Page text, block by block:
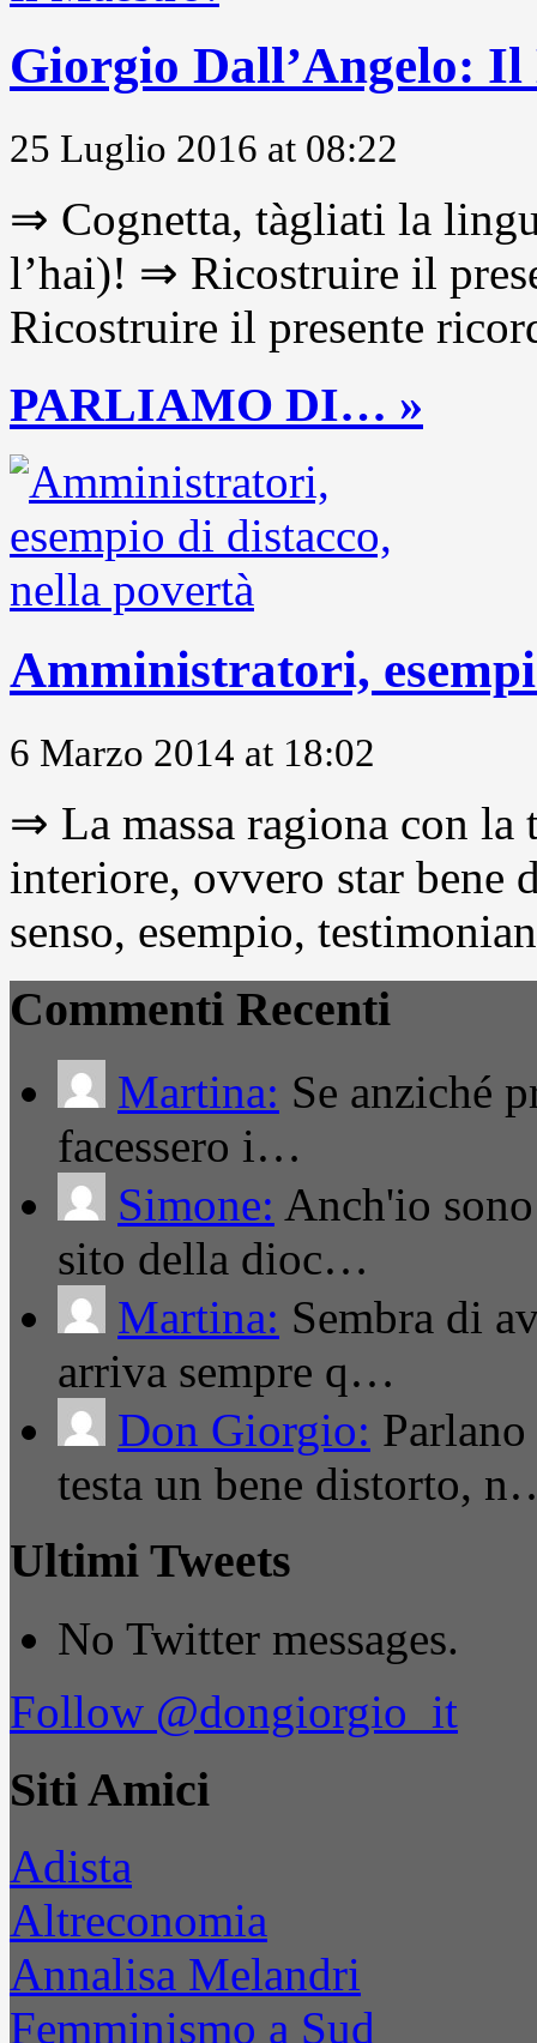
Giorgio Dall’Angelo:
25 Luglio 2016 at 08:22
⇒ Cognetta, tàgliati la
l’hai)! ⇒ Ricostruire il
Ricostruire il presente
PARLIAMO DI… »
Amministratori,
6 Marzo 2014 at 18:02
⇒ La massa ragiona con
interiore, ovvero star
senso, esempio,
Commenti Recenti
Martina: Se anziché
facessero i…
Simone: Anch'io
sito della dioc…
Martina: Sembra di
arriva sempre q…
Don Giorgio:
testa un bene distorto,
Ultimi Tweets
No Twitter messages.
Follow @dongiorgio_it
Siti Amici
Adista
Altreconomia
Annalisa Melandri
Femminismo a Sud